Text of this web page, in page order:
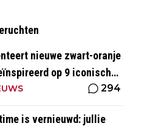
nieuwe zwart-oranje
op 9 iconische
clubhistorie
294
is vernieuwd: jullie